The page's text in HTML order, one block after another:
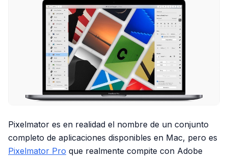
Pixelmator es en realidad el nombre de un conjunto
completo de aplicaciones disponibles en Mac, pero es
Pixelmator Pro que realmente compite con Adobe